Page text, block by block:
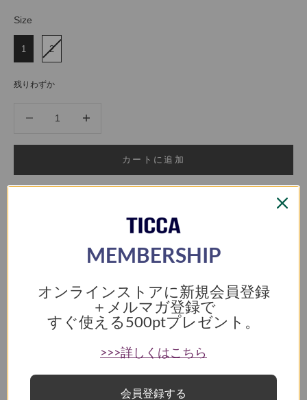
Size
1 2
残りわずか
カートに追加
>>【COLUMN】
特別な日にもいつもの日常にも＜オケージョン
シリーズ＞
揺れる裾が美しいジャガードドットコンビネゾン
■サイドに効いたベロアのラインもポイント
■ブラックのジャガードドットの上品な煌めきが美しい
■適度なストレッチ性と上品な艶感が特徴
MEMBERSHIP
オンラインストアに新規会員登録
＋メルマガ登録で
すぐ使える500ptプレゼント。
>>>詳しくはこちら
会員登録する